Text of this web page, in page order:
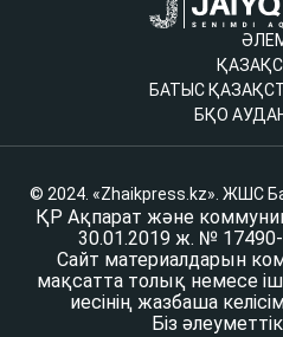
БАТЫС
БҚО
© 2024. «Zhaikpress.kz». ЖШС
ҚР Ақпарат және
30.01.2019 ж. № 17490-
Сайт материалдарын
мақсатта толық немесе
иесінің жазбаша
Біз